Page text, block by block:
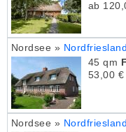
ab
Nordsee » Nordfriesland
45 qm
53,00
Nordsee » Nordfriesland